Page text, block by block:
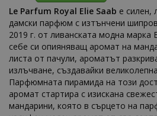
Le Parfum Royal Elie Saab е силен,
дамски парфюм с изтънчени
2019 г. от ливанската модна марка
себе си опияняващ аромат на
листа от пачули, ароматът
излъчване, създавайки
Парфюмната пирамида на този
аромат стартира с изискана
мандарини, която в сърцето на